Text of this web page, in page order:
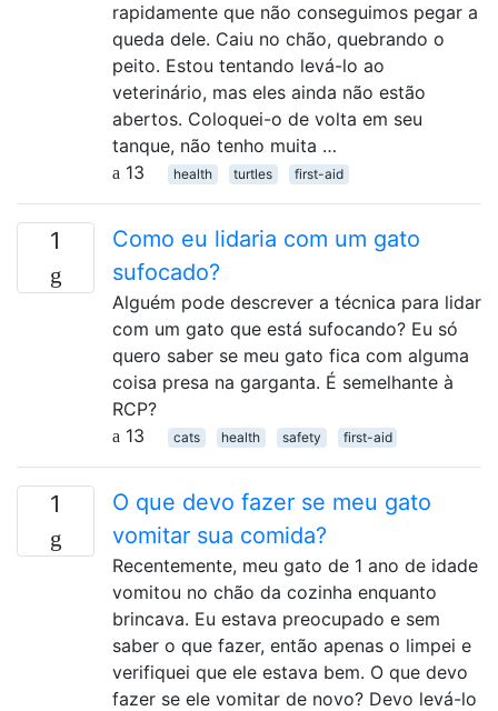
rapidamente que não conseguimos pegar a
queda dele. Caiu no chão, quebrando o
peito. Estou tentando levá-lo ao
veterinário, mas eles ainda não estão
abertos. Coloquei-o de volta em seu
tanque, não tenho muita …
13
health turtles first-aid
1
Como eu lidaria com um gato
sufocado?
Alguém pode descrever a técnica para lidar
com um gato que está sufocando? Eu só
quero saber se meu gato fica com alguma
coisa presa na garganta. É semelhante à
RCP?
13
cats health safety first-aid
1
O que devo fazer se meu gato
vomitar sua comida?
Recentemente, meu gato de 1 ano de idade
vomitou no chão da cozinha enquanto
brincava. Eu estava preocupado e sem
saber o que fazer, então apenas o limpei e
verifiquei que ele estava bem. O que devo
fazer se ele vomitar de novo? Devo levá-lo